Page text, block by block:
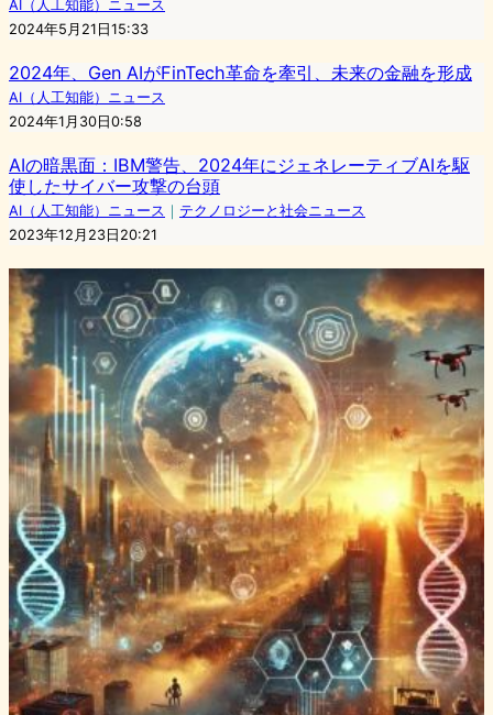
AI（人工知能）ニュース
2024年5月21日15:33
2024年、Gen AIがFinTech革命を牽引、未来の金融を形成
AI（人工知能）ニュース
2024年1月30日0:58
AIの暗黒面：IBM警告、2024年にジェネレーティブAIを駆
使したサイバー攻撃の台頭
AI（人工知能）ニュース ｜ テクノロジーと社会ニュース
2023年12月23日20:21